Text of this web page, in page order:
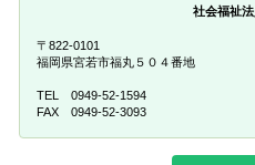
社会福祉
〒822-0101
福岡県宮若市福丸５０４番地
TEL 0949-52-1594
FAX 0949-52-3093